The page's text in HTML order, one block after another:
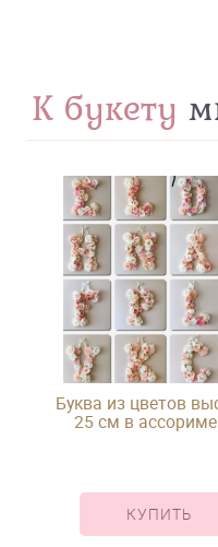
К букету
Буква из цветов
25 см в
КУПИТЬ